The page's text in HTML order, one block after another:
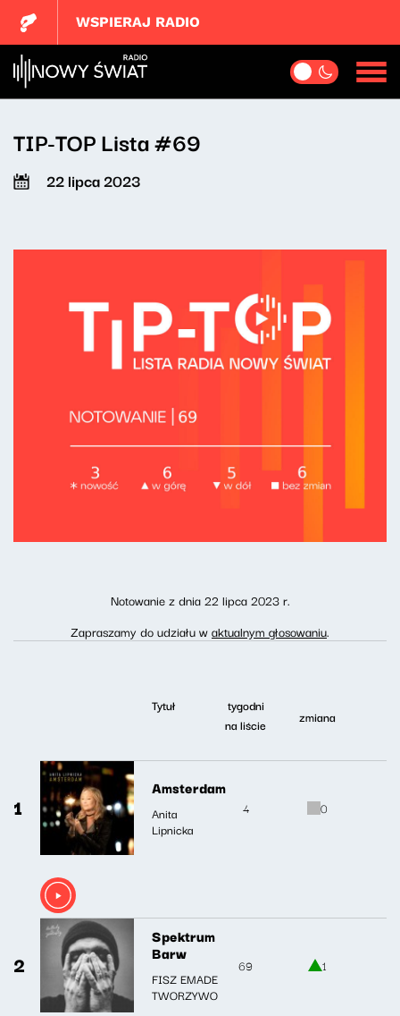
WSPIERAJ RADIO
TIP-TOP Lista #69
22 lipca 2023
Notowanie z dnia 22 lipca 2023 r.
Zapraszamy do udziału waktualnym głosowaniu.
Tytuł
tygodni
na liście
zmiana
1
Amsterdam
Anita
Lipnicka
4 0
2
Spektrum
Barw
FISZ EMADE
TWORZYWO
69 1